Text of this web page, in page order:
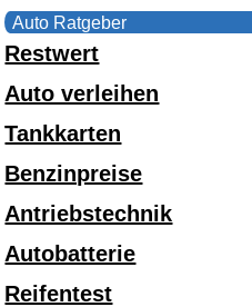
Auto Ratgeber
Restwert
Auto verleihen
Tankkarten
Benzinpreise
Antriebstechnik
Autobatterie
Reifentest